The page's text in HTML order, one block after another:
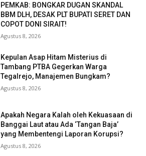
PEMKAB: BONGKAR DUGAN SKANDAL
BBM DLH, DESAK PLT BUPATI SERET DAN
COPOT DONI SIRAIT!
Agustus 8, 2026
Kepulan Asap Hitam Misterius di
Tambang PTBA Gegerkan Warga
Tegalrejo, Manajemen Bungkam?
Agustus 8, 2026
Apakah Negara Kalah oleh Kekuasaan di
Banggai Laut atau Ada ‘Tangan Baja’
yang Membentengi Laporan Korupsi?
Agustus 8, 2026